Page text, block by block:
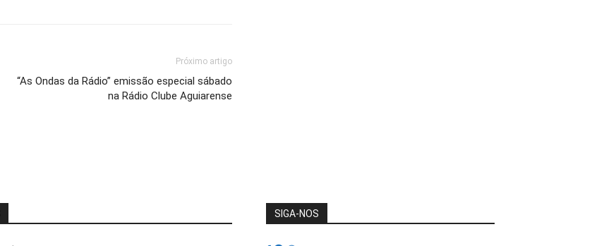
Próximo artigo
“As Ondas da Rádio” emissão especial sábado
na Rádio Clube Aguiarense
SIGA-NOS